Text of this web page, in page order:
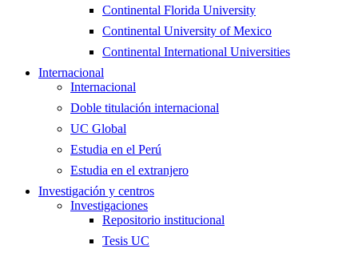
Continental Florida University
Continental University of Mexico
Continental International Universities
Internacional
Internacional
Doble titulación internacional
UC Global
Estudia en el Perú
Estudia en el extranjero
Investigación y centros
Investigaciones
Repositorio institucional
Tesis UC